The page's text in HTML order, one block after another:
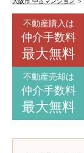
不動産購入は
仲介手数料
最大無料
不動産売却は
仲介手数料
最大無料